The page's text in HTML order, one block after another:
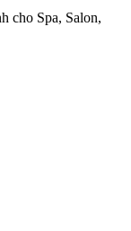
cho Spa, Salon,